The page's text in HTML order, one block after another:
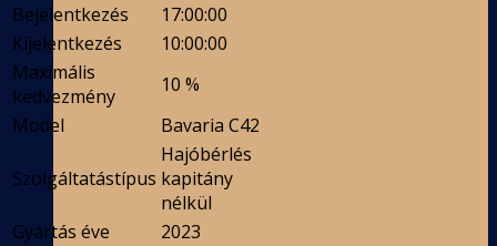
Bejelentkezés
17:00:00
Kijelentkezés
10:00:00
Maximális
kedvezmény
10 %
Model
Bavaria C42
Szolgáltatástípus
Hajóbérlés
kapitány
nélkül
Gyártás éve
2023